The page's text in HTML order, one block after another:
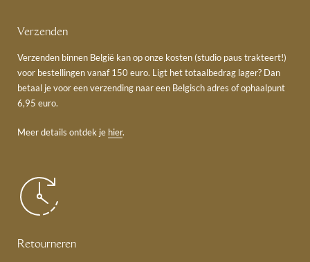
Verzenden
Verzenden binnen België kan op onze kosten (studio paus trakteert!)
voor bestellingen vanaf 150 euro. Ligt het totaalbedrag lager? Dan
betaal je voor een verzending naar een Belgisch adres of ophaalpunt
6,95 euro.
Meer details ontdek je hier.
Retourneren